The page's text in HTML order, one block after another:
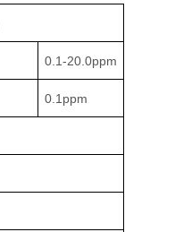
0.1-20.0ppm
0.1ppm